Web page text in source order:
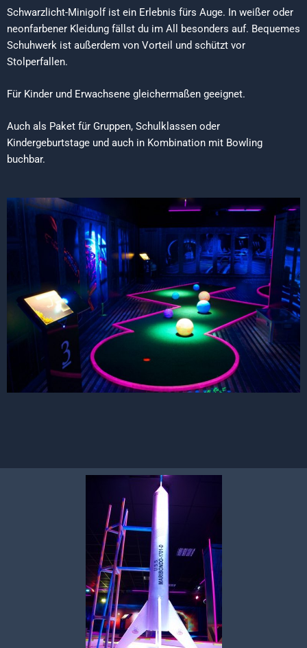
Schwarzlicht-Minigolf ist ein Erlebnis fürs Auge. In weißer oder
neonfarbener Kleidung fällst du im All besonders auf. Bequemes
Schuhwerk ist außerdem von Vorteil und schützt vor
Stolperfallen.
Für Kinder und Erwachsene gleichermaßen geeignet.
Auch als Paket für Gruppen, Schulklassen oder
Kindergeburtstage und auch in Kombination mit Bowling
buchbar.